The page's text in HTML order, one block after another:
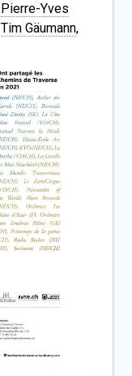
Pierre-Yves
Tim Gäumann,